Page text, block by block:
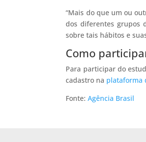
“Mais do que um ou
dos diferentes grupos
sobre tais hábitos e
Como
Para participar do
cadastro na plataforma
Fonte:Agência Brasil